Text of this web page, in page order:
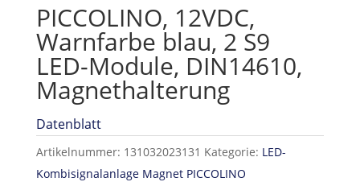
PICCOLINO, 12VDC,
Warnfarbe blau, 2 S9
LED-Module, DIN14610,
Magnethalterung
Datenblatt
Artikelnummer: 131032023131 Kategorie: LED-
Kombisignalanlage Magnet PICCOLINO